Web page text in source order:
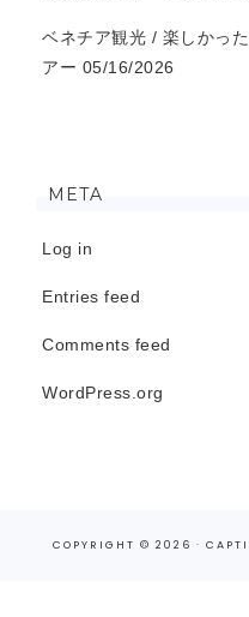
ベネチア観光 / 楽しかっ
アー 05/16/2026
META
Log in
Entries feed
Comments feed
WordPress.org
COPYRIGHT © 2026 ·